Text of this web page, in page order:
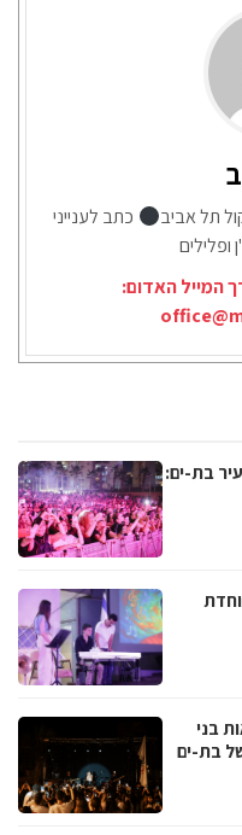
תל אביב
כתב לענייני
המייל האדום:
חגיגות שנת ה-100 לעיר בת-ים:
בני